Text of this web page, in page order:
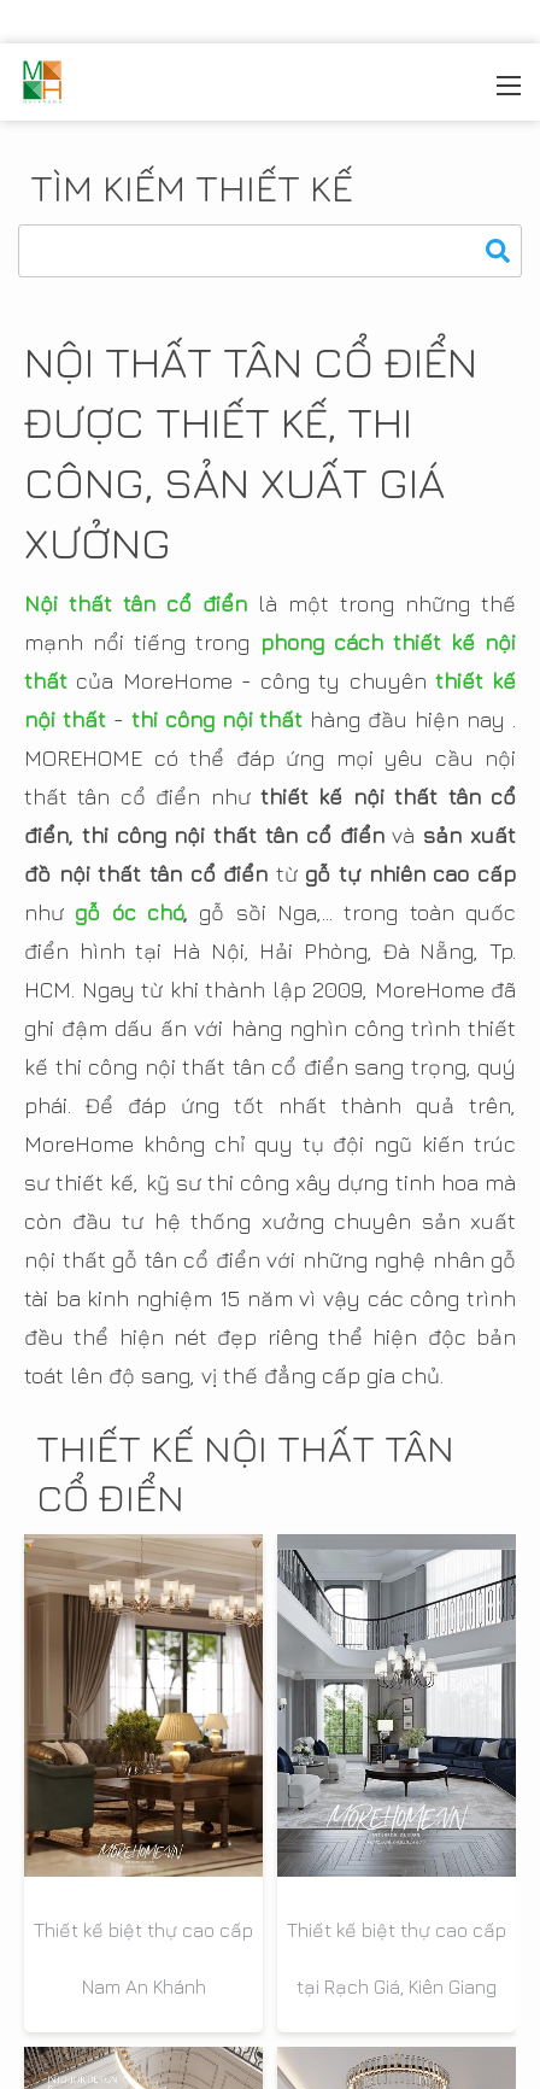
ĐIỂN
TÌM KIẾM THIẾT KẾ
NỘI THẤT TÂN CỔ ĐIỂN
ĐƯỢC THIẾT KẾ, THI
CÔNG, SẢN XUẤT GIÁ
XƯỞNG
Nội thất tân cổ điển là một trong những thế
mạnh nổi tiếng trong phong cách thiết kế nội
thất của MoreHome - công ty chuyên thiết kế
nội thất- thi công nội thất hàng đầu hiện nay .
MOREHOME có thể đáp ứng mọi yêu cầu nội
thất tân cổ điển như thiết kế nội thất tân cổ
điển, thi công nội thất tân cổ điểnvà sản xuất
đồ nội thất tân cổ điển từgỗ tự nhiên cao cấp
như gỗ óc chó, gỗ sồi Nga,... trong toàn quốc
điển hình tại Hà Nội, Hải Phòng, Đà Nẵng, Tp.
HCM. Ngay từ khi thành lập 2009, MoreHome đã
ghi đậm dấu ấn với hàng nghìn công trình thiết
kế thi công nội thất tân cổ điển sang trọng, quý
phái. Để đáp ứng tốt nhất thành quả trên,
MoreHome không chỉ quy tụ đội ngũ kiến trúc
sư thiết kế, kỹ sư thi công xây dựng tinh hoa mà
còn đầu tư hệ thống xưởng chuyên sản xuất
nội thất gỗ tân cổ điển với những nghệ nhân gỗ
tài ba kinh nghiệm 15 năm vì vậy các công trình
đều thể hiện nét đẹp riêng thể hiện độc bản
toát lên độ sang, vị thế đẳng cấp gia chủ.
THIẾT KẾ NỘI THẤT TÂN
CỔ ĐIỂN
Thiết kế biệt thự cao cấp
Nam An Khánh
Thiết kế biệt thự cao cấp
tại Rạch Giá, Kiên Giang